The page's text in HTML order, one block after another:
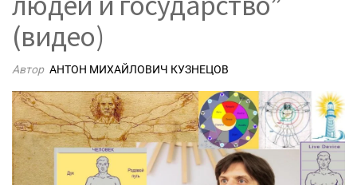
(видео)
Автор АНТОН МИХАЙЛОВИЧ КУЗНЕЦОВ